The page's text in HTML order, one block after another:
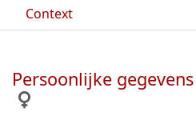
Context
Persoonlijke